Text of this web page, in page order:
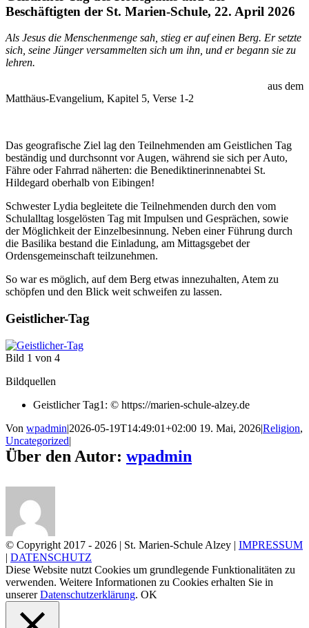
Beschäftigten der St. Marien-Schule, 22. April 2026
Als Jesus die Menschenmenge sah, stieg er auf einen Berg. Er setzte
sich, seine Jünger versammelten sich um ihn, und er begann sie zu
lehren.
aus dem
Matthäus-Evangelium, Kapitel 5, Verse 1-2
Das geografische Ziel lag den Teilnehmenden am Geistlichen Tag
beständig und durchsonnt vor Augen, während sie sich per Auto,
Fähre oder Fahrrad näherten: die Benediktinerinnenabtei St.
Hildegard oberhalb von Eibingen!
Schwester Lydia begleitete die Teilnehmenden durch den vom
Schulalltag losgelösten Tag mit Impulsen und Gesprächen, sowie
der Möglichkeit der Einzelbesinnung. Neben einer Führung durch
die Basilika bestand die Einladung, am Mittagsgebet der
Ordensgemeinschaft teilzunehmen.
So war es möglich, auf dem Berg etwas innezuhalten, Atem zu
schöpfen und den Blick weit schweifen zu lassen.
Geistlicher-Tag
Bild 1 von 4
Bildquellen
Geistlicher Tag1: © https://marien-schule-alzey.de
Von wpadmin|2026-05-19T14:49:01+02:00 19. Mai, 2026|Religion,
Uncategorized|
Über den Autor: wpadmin
© Copyright 2017 - 2026 | St. Marien-Schule Alzey | IMPRESSUM
| DATENSCHUTZ
Diese Website nutzt Cookies um grundlegende Funktionalitäten zu
verwenden. Weitere Informationen zu Cookies erhalten Sie in
unsererDatenschutzerklärung. OK